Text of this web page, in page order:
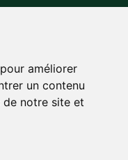
améliorer
un contenu
de notre site et